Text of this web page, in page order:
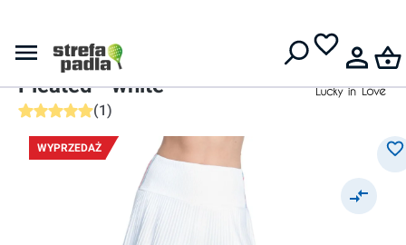
Lucky in Love Retro Revival
Pleated - white
(1)
WYPRZEDAŻ